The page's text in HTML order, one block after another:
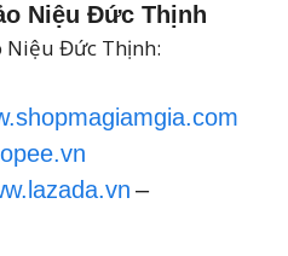
Niệu Đức Thịnh
Niệu Đức Thịnh:
–